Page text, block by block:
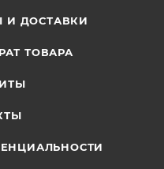
И ДОСТАВКИ
ТОВАРА